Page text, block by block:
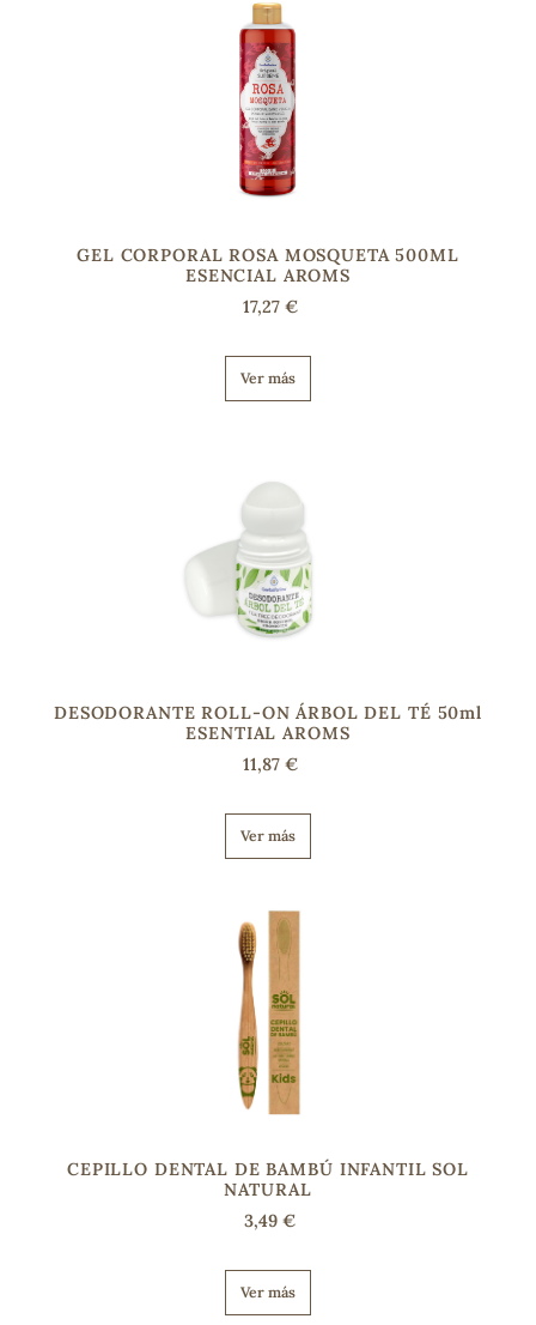
GEL CORPORAL ROSA MOSQUETA 500ML
ESENCIAL AROMS
17,27 €
Ver más
DESODORANTE ROLL-ON ÁRBOL DEL TÉ 50ml
ESENTIAL AROMS
11,87 €
Ver más
CEPILLO DENTAL DE BAMBÚ INFANTIL SOL
NATURAL
3,49 €
Ver más